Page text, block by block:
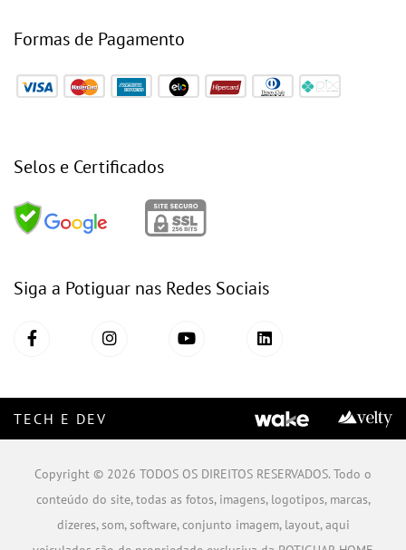
Formas de Pagamento
Selos e Certificados
Siga a Potiguar nas Redes Sociais
TECH E DEV
Copyright © 2026 TODOS OS DIREITOS RESERVADOS. Todo o
conteúdo do site, todas as fotos, imagens, logotipos, marcas,
dizeres, som, software, conjunto imagem, layout, aqui